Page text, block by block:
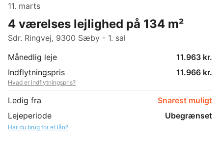
11. marts
4 værelses lejlighed på 134 m²
Sdr. Ringvej, 9300 Sæby - 1. sal
Månedlig leje
11.963 kr.
Indflytningspris
11.966 kr.
Hvad er indflytningspris?
Ledig fra
Snarest muligt
Lejeperiode
Ubegrænset
Har du brug for et lån?